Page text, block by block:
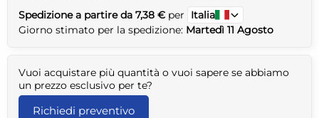
Spedizione a partire da 7,38 € per
Italia
Giorno stimato per la spedizione: Martedì 11 Agosto
Vuoi acquistare più quantità o vuoi sapere se abbiamo
un prezzo esclusivo per te?
Richiedi preventivo